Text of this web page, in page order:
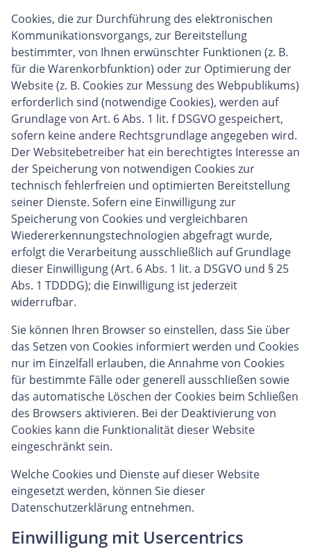
Cookies, die zur Durchführung des elektronischen
Kommunikationsvorgangs, zur Bereitstellung
bestimmter, von Ihnen erwünschter Funktionen (z. B.
für die Warenkorbfunktion) oder zur Optimierung der
Website (z. B. Cookies zur Messung des Webpublikums)
erforderlich sind (notwendige Cookies), werden auf
Grundlage von Art. 6 Abs. 1 lit. f DSGVO gespeichert,
sofern keine andere Rechtsgrundlage angegeben wird.
Der Websitebetreiber hat ein berechtigtes Interesse an
der Speicherung von notwendigen Cookies zur
technisch fehlerfreien und optimierten Bereitstellung
seiner Dienste. Sofern eine Einwilligung zur
Speicherung von Cookies und vergleichbaren
Wiedererkennungstechnologien abgefragt wurde,
erfolgt die Verarbeitung ausschließlich auf Grundlage
dieser Einwilligung (Art. 6 Abs. 1 lit. a DSGVO und § 25
Abs. 1 TDDDG); die Einwilligung ist jederzeit
widerrufbar.
Sie können Ihren Browser so einstellen, dass Sie über
das Setzen von Cookies informiert werden und Cookies
nur im Einzelfall erlauben, die Annahme von Cookies
für bestimmte Fälle oder generell ausschließen sowie
das automatische Löschen der Cookies beim Schließen
des Browsers aktivieren. Bei der Deaktivierung von
Cookies kann die Funktionalität dieser Website
eingeschränkt sein.
Welche Cookies und Dienste auf dieser Website
eingesetzt werden, können Sie dieser
Datenschutzerklärung entnehmen.
Einwilligung mit Usercentrics